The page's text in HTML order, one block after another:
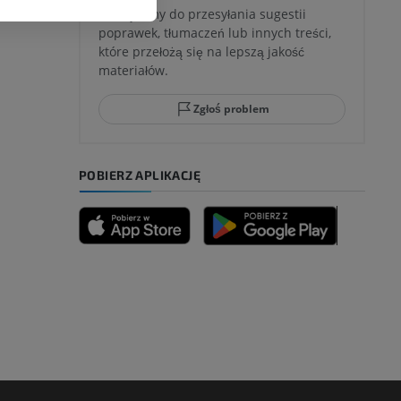
Zachęcamy do przesyłania sugestii
poprawek, tłumaczeń lub innych treści,
które przełożą się na lepszą jakość
materiałów.
Zgłoś problem
POBIERZ APLIKACJĘ